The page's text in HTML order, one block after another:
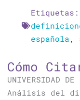
Etiquetas:
española,
Cómo
UNIVERSIDAD
Análisis del